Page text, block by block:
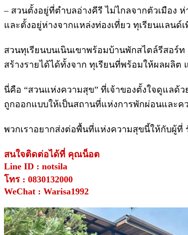
– สวนตั้งอยู่ที่ตำบลอ่างคีรี ไม่ไกลจากตัวเมือง
และตั้งอยู่ห่างจากแหล่งท่องเที่ยว ทุเรียนแลนด์เ
สวนทุเรียนบนเนินเขาพร้อมบ้านพักสไตล์รีสอร์
สร้างรายได้ได้ทั้งจาก ทุเรียนที่พร้อมให้ผลผลิ
นี่คือ “สวนแห่งความสุข” ที่เจ้าของตั้งใจดูแลด้
ถูกออกแบบให้เป็นสถานที่แห่งการพักผ่อนและค
พวกเราอยากส่งต่อพื้นที่แห่งความสุขนี้ให้กับผู้
สนใจติดต่อได้ที่ คุณน็อต
Line ID : notsila
โทร : 0830132000
WeChat : Warisa1992